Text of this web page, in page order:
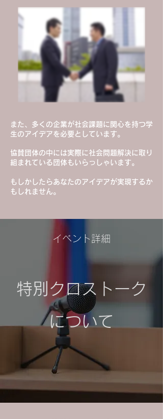
また、多くの企業が社会課題に関心を持つ学
生のアイデアを必要としています。
協賛団体の中には実際に社会問題解決に取り
組まれている団体もいらっしゃいます。
もしかしたらあなたのアイデアが実現するか
もしれません。
​イベント詳細
​特別クロストーク
について